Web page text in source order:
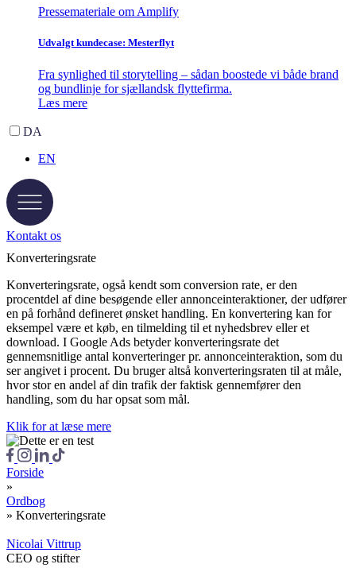
Pressemateriale om Amplify
Udvalgt kundecase: Mesterflyt
Fra synlighed til storytelling – sådan boostede vi både brand
og bundlinje for sjællandsk flyttefirma.
Læs mere
DA
EN
Kontakt os
Konverteringsrate
Konverteringsrate, også kendt som conversion rate, er den
procentdel af dine besøgende eller annonceinteraktioner, der udfører
en på forhånd defineret ønsket handling. En konvertering kan for
eksempel være et køb, en tilmelding til et nyhedsbrev eller et
download. I Google Ads betyder konverteringsrate det
gennemsnitlige antal konverteringer pr. annonceinteraktion, som du
ser angivet i procent. Du bruger altså konverteringsraten til at måle,
hvor stor en andel af din trafik der faktisk gennemfører den
handling, som du har opsat som mål.
Klik for at læse mere
Forside
»
Ordbog
» Konverteringsrate
Nicolai Vittrup
CEO og stifter